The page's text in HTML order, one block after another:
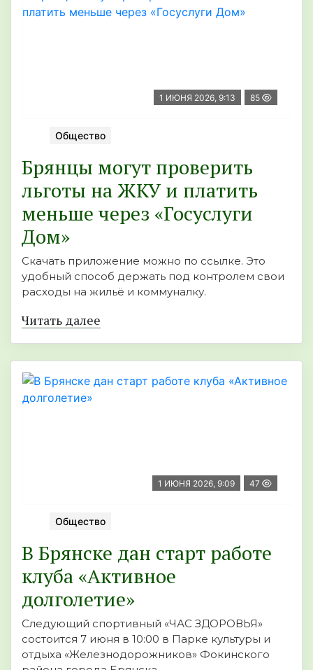
1 ИЮНЯ 2026, 9:13 85
Общество
Брянцы могут проверить
льготы на ЖКУ и платить
меньше через «Госуслуги
Дом»
Скачать приложение можно по ссылке. Это
удобный способ держать под контролем свои
расходы на жильё и коммуналку.
Читать далее
1 ИЮНЯ 2026, 9:09 47
Общество
В Брянске дан старт работе
клуба «Активное
долголетие»
Следующий спортивный «ЧАС ЗДОРОВЬЯ»
состоится 7 июня в 10:00 в Парке культуры и
отдыха «Железнодорожников» Фокинского